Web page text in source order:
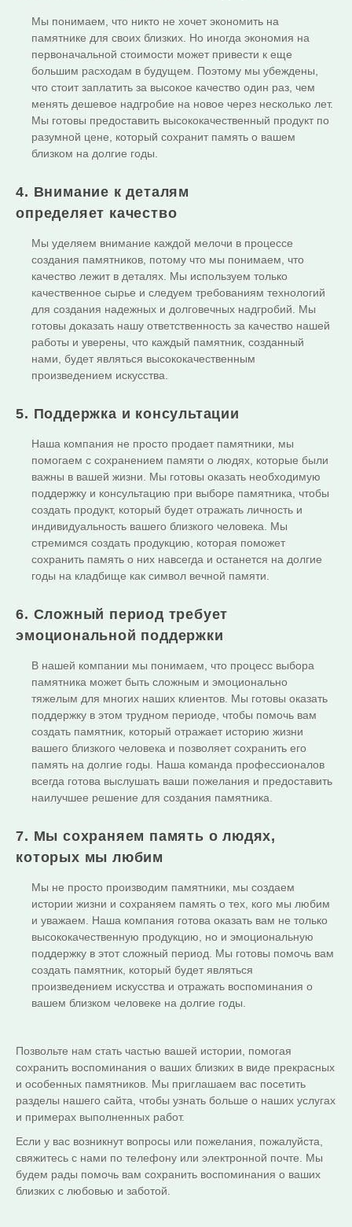
Мы понимаем, что никто не хочет экономить на
памятнике для своих близких. Но иногда экономия на
первоначальной стоимости может привести к еще
большим расходам в будущем. Поэтому мы убеждены,
что стоит заплатить за высокое качество один раз, чем
менять дешевое надгробие на новое через несколько лет.
Мы готовы предоставить высококачественный продукт по
разумной цене, который сохранит память о вашем
близком на долгие годы.
4. Внимание к деталям
определяет качество
Мы уделяем внимание каждой мелочи в процессе
создания памятников, потому что мы понимаем, что
качество лежит в деталях. Мы используем только
качественное сырье и следуем требованиям технологий
для создания надежных и долговечных надгробий. Мы
готовы доказать нашу ответственность за качество нашей
работы и уверены, что каждый памятник, созданный
нами, будет являться высококачественным
произведением искусства.
5. Поддержка и консультации
Наша компания не просто продает памятники, мы
помогаем с сохранением памяти о людях, которые были
важны в вашей жизни. Мы готовы оказать необходимую
поддержку и консультацию при выборе памятника, чтобы
создать продукт, который будет отражать личность и
индивидуальность вашего близкого человека. Мы
стремимся создать продукцию, которая поможет
сохранить память о них навсегда и останется на долгие
годы на кладбище как символ вечной памяти.
6. Сложный период требует
эмоциональной поддержки
В нашей компании мы понимаем, что процесс выбора
памятника может быть сложным и эмоционально
тяжелым для многих наших клиентов. Мы готовы оказать
поддержку в этом трудном периоде, чтобы помочь вам
создать памятник, который отражает историю жизни
вашего близкого человека и позволяет сохранить его
память на долгие годы. Наша команда профессионалов
всегда готова выслушать ваши пожелания и предоставить
наилучшее решение для создания памятника.
7. Мы сохраняем память о людях,
которых мы любим
Мы не просто производим памятники, мы создаем
истории жизни и сохраняем память о тех, кого мы любим
и уважаем. Наша компания готова оказать вам не только
высококачественную продукцию, но и эмоциональную
поддержку в этот сложный период. Мы готовы помочь вам
создать памятник, который будет являться
произведением искусства и отражать воспоминания о
вашем близком человеке на долгие годы.
Позвольте нам стать частью вашей истории, помогая
сохранить воспоминания о ваших близких в виде прекрасных
и особенных памятников. Мы приглашаем вас посетить
разделы нашего сайта, чтобы узнать больше о наших услугах
и примерах выполненных работ.
Если у вас возникнут вопросы или пожелания, пожалуйста,
свяжитесь с нами по телефону или электронной почте. Мы
будем рады помочь вам сохранить воспоминания о ваших
близких с любовью и заботой.